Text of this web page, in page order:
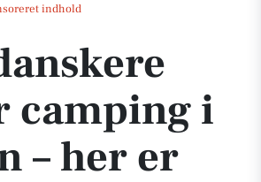
indhold
camping i Norden – her er hvorfor
camping i
– her er